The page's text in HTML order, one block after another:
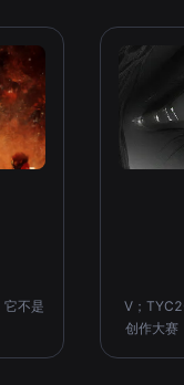
它不是
V；
创作大赛